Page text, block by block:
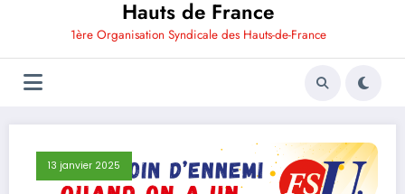
Hauts de France
1ère Organisation Syndicale des Hauts-de-France
13 janvier 2025